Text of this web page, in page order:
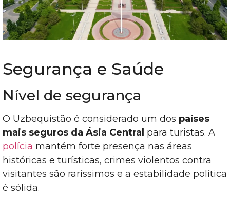
Segurança e Saúde
Nível de segurança
O Uzbequistão é considerado um dos países
mais seguros da Ásia Central para turistas. A
polícia mantém forte presença nas áreas
históricas e turísticas, crimes violentos contra
visitantes são raríssimos e a estabilidade política
é sólida.